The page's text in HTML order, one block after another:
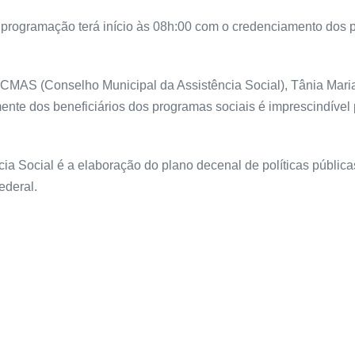
terá início às 08h:00 com o credenciamento dos
(Conselho Municipal da Assistência Social), Tânia
dos beneficiários dos programas sociais é imprescindível
Social é a elaboração do plano decenal de políticas